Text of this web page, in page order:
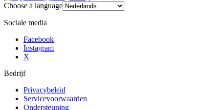
Choose a language
Sociale media
Facebook
Instagram
X
Bedrijf
Privacybeleid
Servicevoorwaarden
Ondersteuning